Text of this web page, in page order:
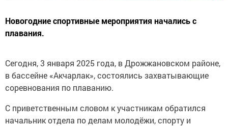
Новогодние спортивные мероприятия начались с
плавания.
Сегодня, 3 января 2025 года, в Дрожжановском районе,
в бассейне «Акчарлак», состоялись захватывающие
соревнования по плаванию.
С приветственным словом к участникам обратился
начальник отдела по делам молодёжи, спорту и